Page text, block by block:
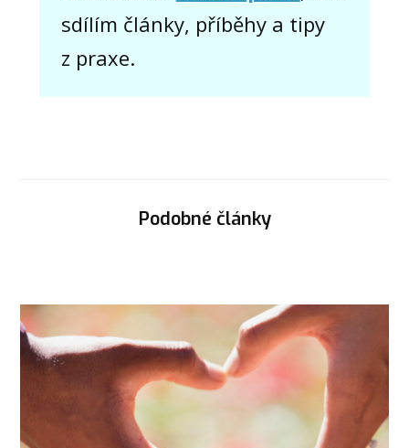
sdílím články, příběhy a tipy
z praxe.
Podobné články